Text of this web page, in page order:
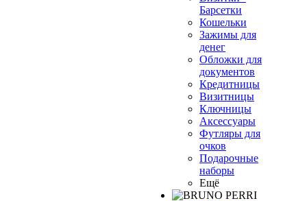
Барсетки
Кошельки
Зажимы для
денег
Обложки для
документов
Кредитницы
Визитницы
Ключницы
Аксессуары
Футляры для
очков
Подарочные
наборы
Ещё